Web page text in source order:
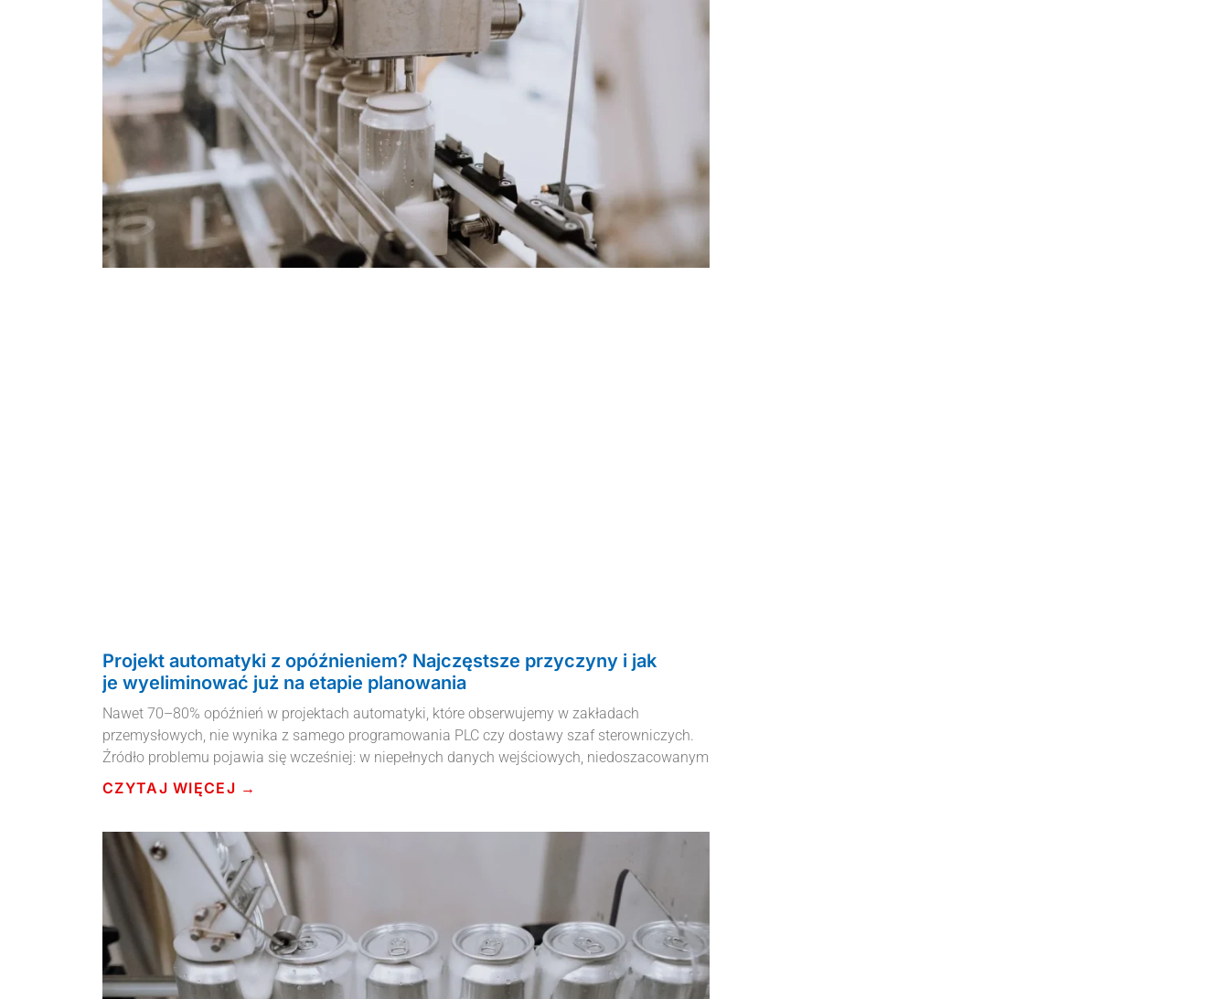
Projekt automatyki z opóźnieniem? Najczęstsze przyczyny i jak
je wyeliminować już na etapie planowania
Nawet 70–80% opóźnień w projektach automatyki, które obserwujemy w zakładach
przemysłowych, nie wynika z samego programowania PLC czy dostawy szaf sterowniczych.
Źródło problemu pojawia się wcześniej: w niepełnych danych wejściowych, niedoszacowanym
CZYTAJ WIĘCEJ →